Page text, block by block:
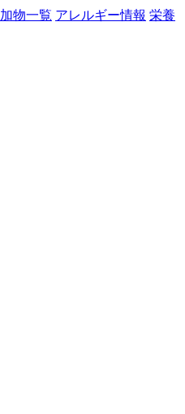
物一覧 アレルギー情報 栄養